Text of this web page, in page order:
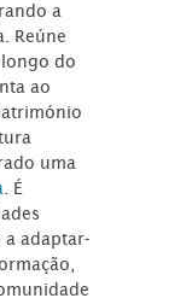
a
Reúne
do
ao
uma
. É
a adaptar-